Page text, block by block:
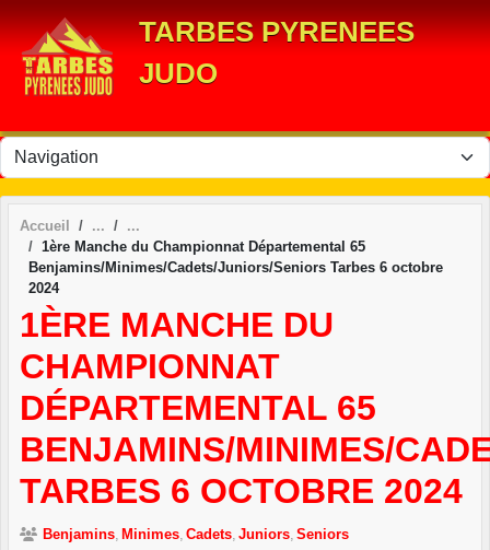
TARBES PYRENEES
JUDO
Accueil
1ère Manche du Championnat Départemental 65
Benjamins/Minimes/Cadets/Juniors/Seniors Tarbes 6 octobre
2024
1ÈRE MANCHE DU
CHAMPIONNAT
DÉPARTEMENTAL 65
BENJAMINS/MINIMES/
TARBES 6 OCTOBRE 2024
Benjamins Minimes Cadets Juniors Seniors
Panneau de gestion des cookies